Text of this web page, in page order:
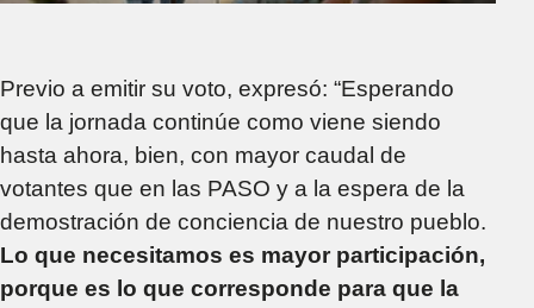
Previo a emitir su voto, expresó: “Esperando
que la jornada continúe como viene siendo
hasta ahora, bien, con mayor caudal de
votantes que en las PASO y a la espera de la
demostración de conciencia de nuestro pueblo.
Lo que necesitamos es mayor participación,
porque es lo que corresponde para que la